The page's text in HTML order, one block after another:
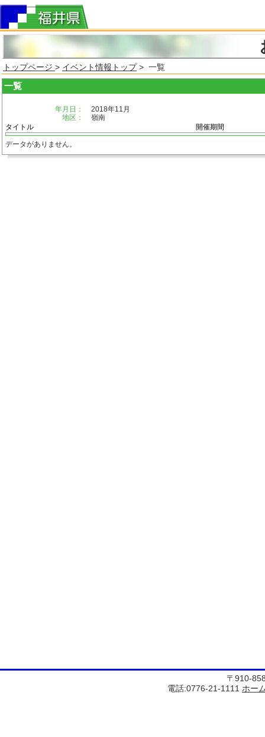
トップページ > イベント情報トップ> 一覧
一覧
年月日：
2018年11月
地区：
嶺南
タイトル
開催期間
データがありません。
〒910-
電話:0776-21-1111 ホー